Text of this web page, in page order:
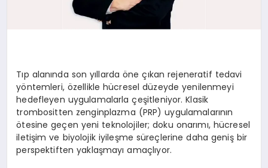
Tıp alanında son yıllarda öne çıkan rejeneratif tedavi
yöntemleri, özellikle hücresel düzeyde yenilenmeyi
hedefleyen uygulamalarla çeşitleniyor. Klasik
trombositten zenginplazma (PRP) uygulamalarının
ötesine geçen yeni teknolojiler; doku onarımı, hücresel
iletişim ve biyolojik iyileşme süreçlerine daha geniş bir
perspektiften yaklaşmayı amaçlıyor.